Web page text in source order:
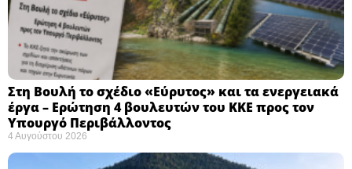
Στη Βουλή το σχέδιο «Εύρυτος» και τα ενεργειακά
έργα – Ερώτηση 4 βουλευτών του ΚΚΕ προς τον
Υπουργό Περιβάλλοντος
4 Αυγούστου 2026